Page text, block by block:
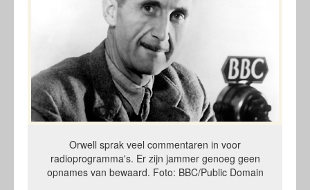
Orwell sprak veel commentaren in voor
radioprogramma's. Er zijn jammer genoeg geen
opnames van bewaard. Foto: BBC/Public Domain